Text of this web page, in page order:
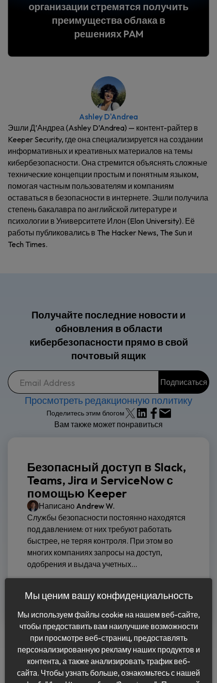
организации стремятся получить
преимущества облака в
решениях PAM
Ashley D'Andrea
Эшли Д’Андреа (Ashley D’Andrea) — контент-райтер в
Keeper Security, где она специализируется на создании
информативных и креативных материалов на темы
кибербезопасности. Она стремится объяснять сложные
технические концепции простым и понятным языком,
помогая частным пользователям и компаниям
оставаться в безопасности в интернете. Эшли получила
степень бакалавра по английской литературе и
психологии в Университете Илон (Elon University). Её
работы публиковались в The Hacker News, The Sun и
Tech Times.
Получайте последние новости и
обновления в области
кибербезопасности прямо в свой
почтовый ящик
Просмотреть редакционную политику
Поделитесь этим блогом
Вам также может понравиться
Безопасный доступ в Slack,
Teams, Jira и ServiceNow с
помощью Keeper
Написано Andrew W.
Службы безопасности постоянно находятся
под давлением: от них требуют работать
быстрее, не теряя контроля. При этом во
многих компаниях запросы на доступ,
одобрения и выдача учетных...
Читать дальше
Мы ценим вашу конфиденциальность
Мы используем файлы cookie на нашем веб-сайте,
чтобы предоставить вам наилучшие возможности
при просмотре веб-страниц, предоставлять
персонализированную рекламу наших продуктов и
контента, а также анализировать трафик веб-
сайта. Чтобы узнать больше, ознакомьтесь с нашей